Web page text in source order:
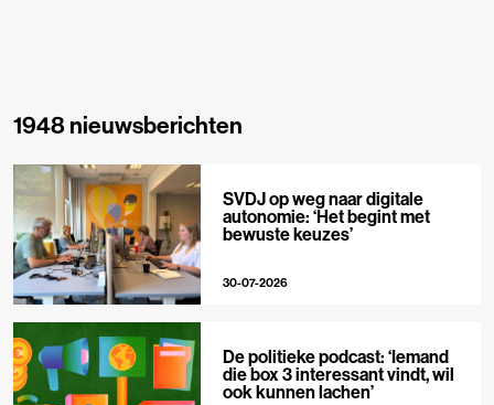
1948 nieuwsberichten
SVDJ op weg naar digitale
autonomie: ‘Het begint met
bewuste keuzes’
30-07-2026
De politieke podcast: ‘Iemand
die box 3 interessant vindt, wil
ook kunnen lachen’